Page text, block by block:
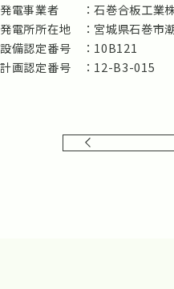
発電事業者
石巻合板工業
発電所所在地
宮城県石巻市
設備認定番号
10B121
計画認定番号
12-B3-015